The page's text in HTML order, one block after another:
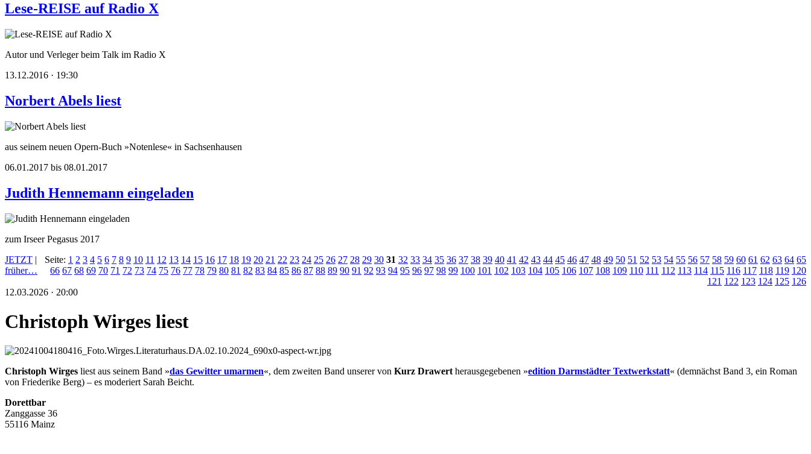
Lese-REISE auf Radio X
Autor und Verleger beim Talk im Radio X
13.12.2016 · 19:30
Norbert Abels liest
aus seinem neuen Opern-Buch »Notenlese« in Sachsenhausen
06.01.2017 bis 08.01.2017
Judith Hennemann eingeladen
zum Irseer Pegasus 2017
JETZT |
früher…
Seite: 1 2 3 4 5 6 7 8 9 10 11 12 13 14 15 16 17 18 19 20 21 22 23 24 25 26 27 28 29 30 31 32 33 34 35 36 37 38 39 40 41 42 43 44 45 46 47 48 49 50 51 52 53 54 55 56 57 58 59 60 61 62 63 64 65
66 67 68 69 70 71 72 73 74 75 76 77 78 79 80 81 82 83 84 85 86 87 88 89 90 91 92 93 94 95 96 97 98 99 100 101 102 103 104 105 106 107 108 109 110 111 112 113 114 115 116 117 118 119 120
121 122 123 124 125 126
12.03.2026 · 20:00
Christoph Wirges liest
Christoph Wirges liest aus seinem Band »das Gewitter umarmen«, dem zweiten Band unserer von Kurz Drawertherausgegebenen »edition Darmstädter Textwerkstatt« (demnächst Band 3, ein Roman
von Friederike Berg) – es moderiert Sarah Beicht.
Dorettbar
Zanggasse 36
55116 Mainz